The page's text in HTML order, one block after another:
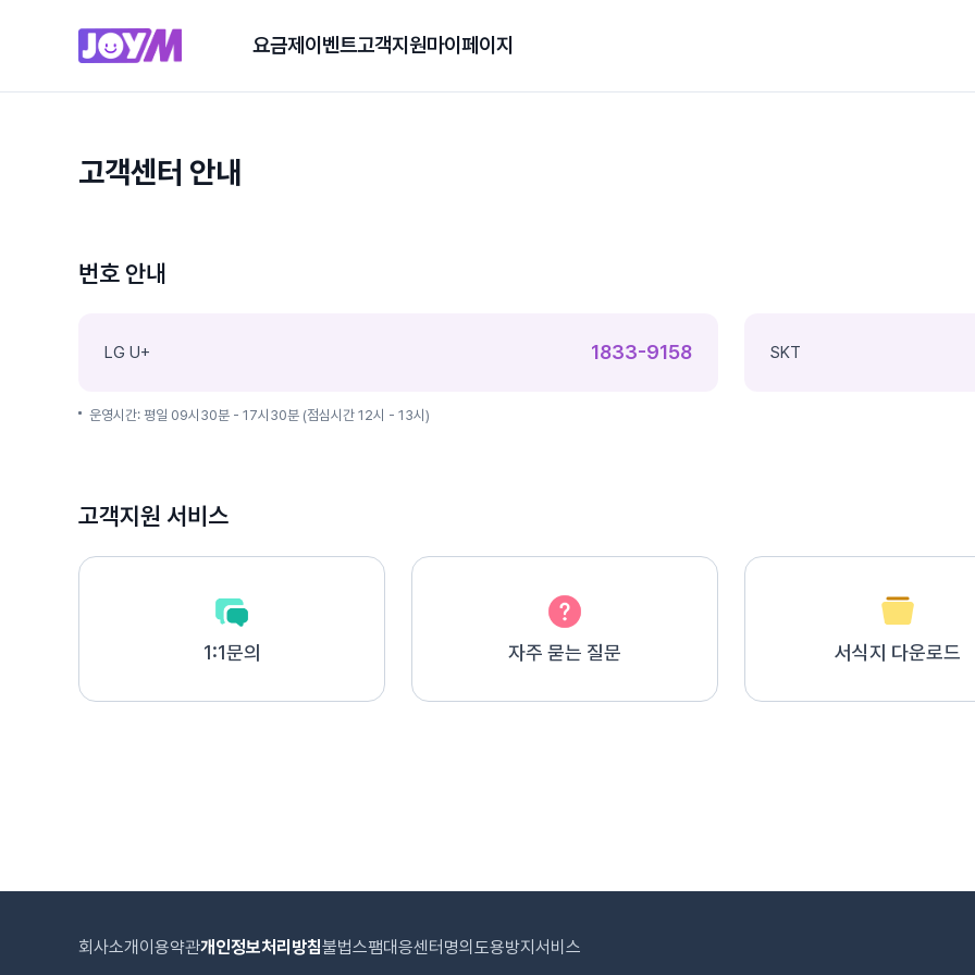
요금제 이벤트고객지원마이페이지
고객센터 안내
번호 안내
LG U+ 1833-9158 SKT
운영시간: 평일 09시30분 - 17시30분 (점심시간 12시 - 13시)
고객지원 서비스
1:1문의 자주 묻는 질문 서식지 다운로드
회사소개 이용약관개인정보처리방침불법스팸대응센터 명의도용방지서비스